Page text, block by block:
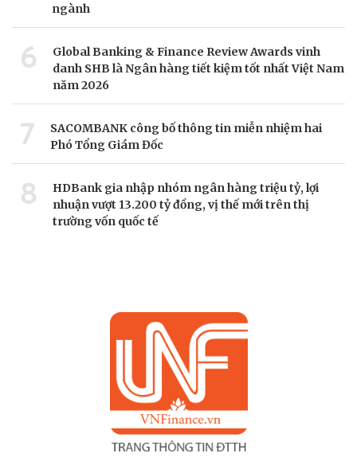
ngành
6
Global Banking & Finance Review Awards vinh
danh SHB là Ngân hàng tiết kiệm tốt nhất Việt Nam
năm 2026
7
SACOMBANK công bố thông tin miễn nhiệm hai
Phó Tổng Giám Đốc
8
HDBank gia nhập nhóm ngân hàng triệu tỷ, lợi
nhuận vượt 13.200 tỷ đồng, vị thế mới trên thị
trường vốn quốc tế